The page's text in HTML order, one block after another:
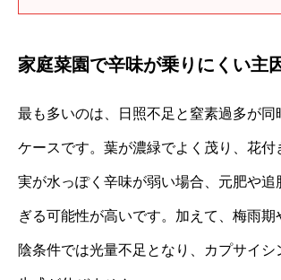
家庭菜園で辛味が乗りにくい主
最も多いのは、日照不足と窒素過多が同
ケースです。葉が濃緑でよく茂り、花付
実が水っぽく辛味が弱い場合、元肥や追
ぎる可能性が高いです。加えて、梅雨期
陰条件では光量不足となり、カプサイシ